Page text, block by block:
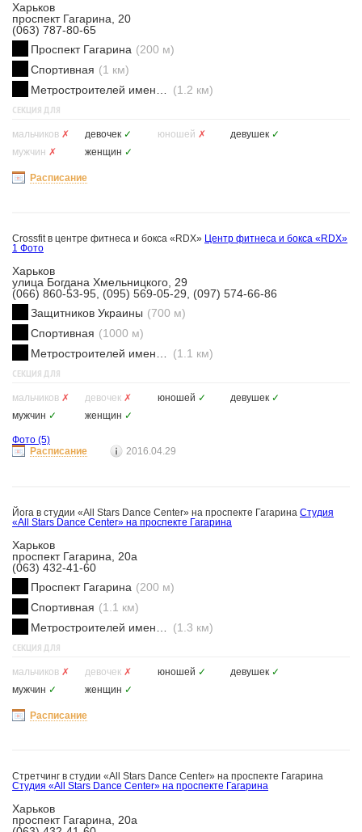
Харьков
проспект Гагарина, 20
(063) 787-80-65
Проспект Гагарина (200 м)
Спортивная (1 км)
(1.2 км)
СЕКЦИЯ ДЛЯ
мальчиков ✗ девочек ✓ юношей ✗ девушек ✓
мужчин ✗ женщин ✓
Расписание
Crossfit в центре фитнеса и бокса «RDX» Центр фитнеса и бокса «RDX»
1 Фото
Харьков
улица Богдана Хмельницкого, 29
(066) 860-53-95, (095) 569-05-29, (097) 574-66-86
Защитников Украины (700 м)
Спортивная (1000 м)
(1.1 км)
СЕКЦИЯ ДЛЯ
мальчиков ✗ девочек ✗ юношей ✓ девушек ✓
мужчин ✓ женщин ✓
Фото (5)
Расписание
2016.04.29
Йога в студии «All Stars Dance Center» на проспекте Гагарина Cтудия
«All Stars Dance Center» на проспекте Гагарина
Харьков
проспект Гагарина, 20а
(063) 432-41-60
Проспект Гагарина (200 м)
Спортивная (1.1 км)
(1.3 км)
СЕКЦИЯ ДЛЯ
мальчиков ✗ девочек ✗ юношей ✓ девушек ✓
мужчин ✓ женщин ✓
Расписание
Стретчинг в студии «All Stars Dance Center» на проспекте Гагарина
Cтудия «All Stars Dance Center» на проспекте Гагарина
Харьков
проспект Гагарина, 20а